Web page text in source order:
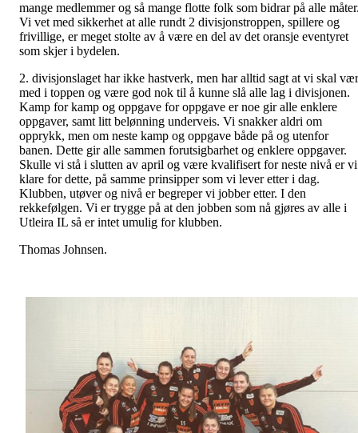
mange medlemmer og så mange flotte folk som bidrar på alle
Vi vet med sikkerhet at alle rundt 2 divisjonstroppen, spillere og
frivillige, er meget stolte av å være en del av det oransje eventyret
som skjer i bydelen.
2. divisjonslaget har ikke hastverk, men har alltid sagt at vi skal
med i toppen og være god nok til å kunne slå alle lag i divisjonen.
Kamp for kamp og oppgave for oppgave er noe gir alle enklere
oppgaver, samt litt belønning underveis. Vi snakker aldri om
opprykk, men om neste kamp og oppgave både på og utenfor
banen. Dette gir alle sammen forutsigbarhet og enklere oppgaver.
Skulle vi stå i slutten av april og være kvalifisert for neste nivå er vi
klare for dette, på samme prinsipper som vi lever etter i dag.
Klubben, utøver og nivå er begreper vi jobber etter. I den
rekkefølgen. Vi er trygge på at den jobben som nå gjøres av alle i
Utleira IL så er intet umulig for klubben.
Thomas Johnsen.